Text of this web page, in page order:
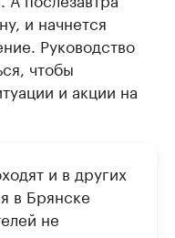
и начнется
Руководство
чтобы
и акции на
и в других
в Брянске
не